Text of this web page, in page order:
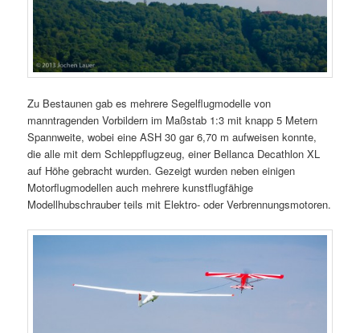
Zu Bestaunen gab es mehrere Segelflugmodelle von
manntragenden Vorbildern im Maßstab 1:3 mit knapp 5 Metern
Spannweite, wobei eine ASH 30 gar 6,70 m aufweisen konnte,
die alle mit dem Schleppflugzeug, einer Bellanca Decathlon XL
auf Höhe gebracht wurden. Gezeigt wurden neben einigen
Motorflugmodellen auch mehrere kunstflugfähige
Modellhubschrauber teils mit Elektro- oder Verbrennungsmotoren.